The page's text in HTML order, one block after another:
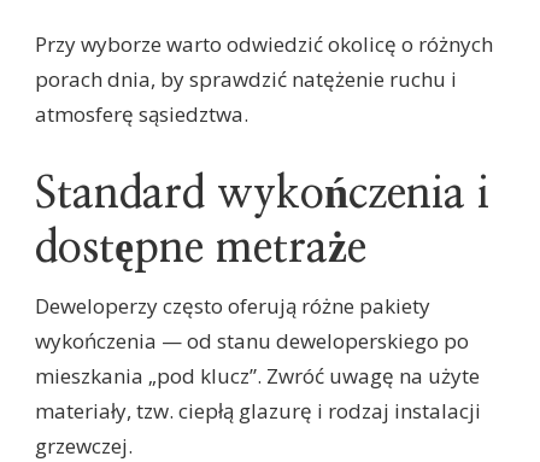
Przy wyborze warto odwiedzić okolicę o różnych
porach dnia, by sprawdzić natężenie ruchu i
atmosferę sąsiedztwa.
Standard wykończenia i
dostępne metraże
Deweloperzy często oferują różne pakiety
wykończenia — od stanu deweloperskiego po
mieszkania „pod klucz”. Zwróć uwagę na użyte
materiały, tzw. ciepłą glazurę i rodzaj instalacji
grzewczej.